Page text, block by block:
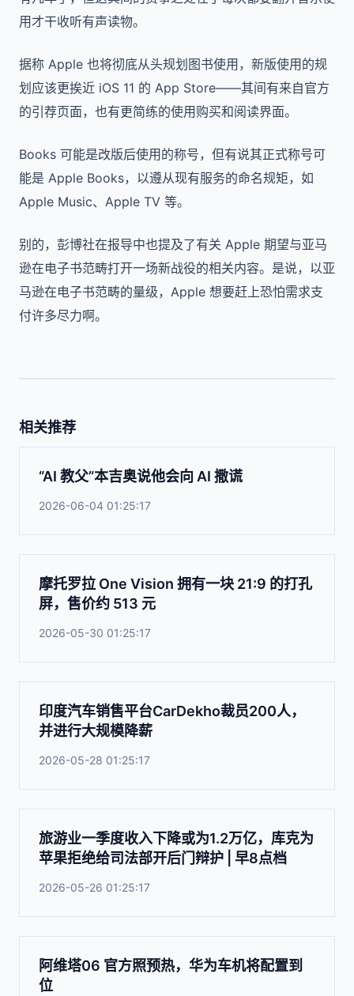
用才干收听有声读物。
据称 Apple 也将彻底从头规划图书使用，新版使用的规
划应该更挨近 iOS 11 的 App Store——其间有来自官方
的引荐页面，也有更简练的使用购买和阅读界面。
Books 可能是改版后使用的称号，但有说其正式称号可
能是 Apple Books，以遵从现有服务的命名规矩，如
Apple Music、Apple TV 等。
别的，彭博社在报导中也提及了有关 Apple 期望与亚马
逊在电子书范畴打开一场新战役的相关内容。是说，以亚
马逊在电子书范畴的量级，Apple 想要赶上恐怕需求支
付许多尽力啊。
相关推荐
“AI 教父”本吉奥说他会向 AI 撒谎
2026-06-04 01:25:17
摩托罗拉 One Vision 拥有一块 21:9 的打孔
屏，售价约 513 元
2026-05-30 01:25:17
印度汽车销售平台CarDekho裁员200人，
并进行大规模降薪
2026-05-28 01:25:17
旅游业一季度收入下降或为1.2万亿，库克为
苹果拒绝给司法部开后门辩护 | 早8点档
2026-05-26 01:25:17
阿维塔06 官方照预热，华为车机将配置到
位